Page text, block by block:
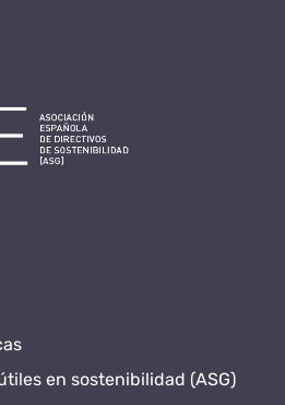
en sostenibilidad (ASG)